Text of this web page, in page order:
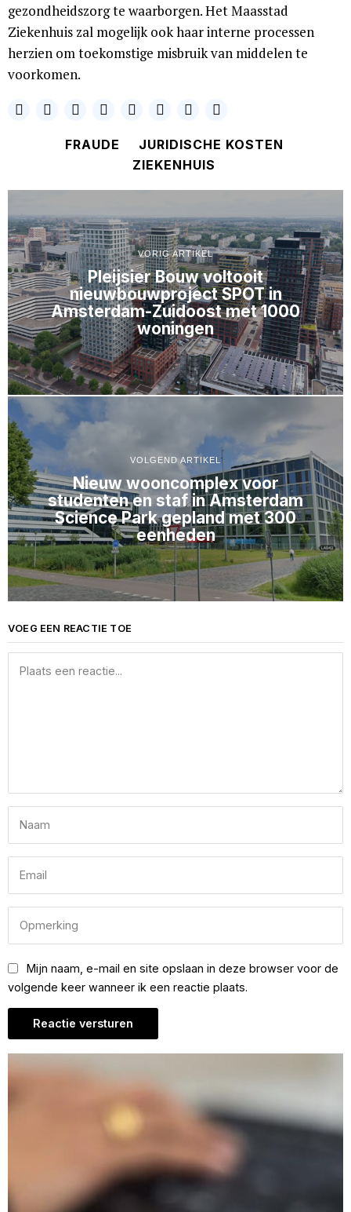
gezondheidszorg te waarborgen. Het Maasstad
Ziekenhuis zal mogelijk ook haar interne processen
herzien om toekomstige misbruik van middelen te
voorkomen.
FRAUDE
JURIDISCHE KOSTEN
ZIEKENHUIS
VORIG ARTIKEL
Pleijsier Bouw voltooit
nieuwbouwproject SPOT in
Amsterdam-Zuidoost met 1000
woningen
VOLGEND ARTIKEL
Nieuw wooncomplex voor
studenten en staf in Amsterdam
Science Park gepland met 300
eenheden
VOEG EEN REACTIE TOE
Mijn naam, e-mail en site opslaan in deze browser voor de
volgende keer wanneer ik een reactie plaats.